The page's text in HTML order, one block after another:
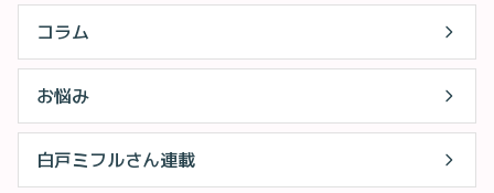
コラム
お悩み
白戸ミフルさん連載